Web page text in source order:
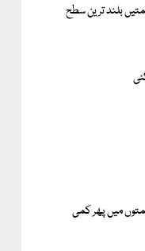
بلند ترین سطح
میں پھر کمی